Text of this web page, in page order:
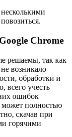
Chrome
решаемы, так как
возникало
обработки и
всего учесть
ошибок
может полностью
скачав при
горячими